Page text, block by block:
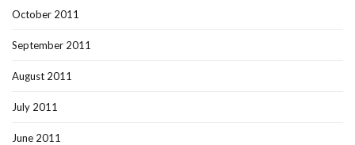
October 2011
September 2011
August 2011
July 2011
June 2011